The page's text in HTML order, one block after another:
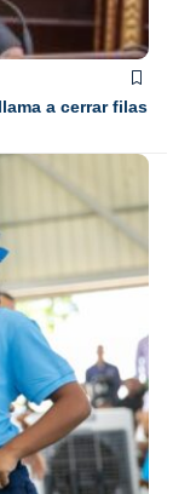
a cerrar filas